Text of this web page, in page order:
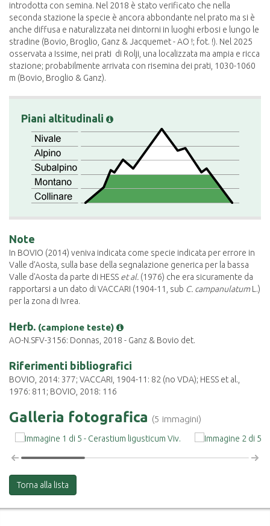
introdotta con semina. Nel 2018 è stato verificato che nella
seconda stazione la specie è ancora abbondante nel prato ma si è
anche diffusa e naturalizzata nei dintorni in luoghi erbosi e lungo le
stradine (Bovio, Broglio, Ganz & Jacquemet - AO !; fot. !). Nel 2025
osservata a Issime, nei prati di Rolji, una localizzata ma ampia e ricca
stazione; probabilmente arrivata con risemina dei prati, 1030-1060
m (Bovio, Broglio & Ganz).
Piani altitudinali
Note
In BOVIO (2014) veniva indicata come specie indicata per errore in
Valle d’Aosta, sulla base della segnalazione generica per la bassa
Valle d'Aosta da parte di HESS et al. (1976) che era sicuramente da
rapportarsi a un dato di VACCARI (1904-11, sub C. campanulatumL.)
per la zona di Ivrea.
Herb. (campione teste)
AO-N.SFV-3156: Donnas, 2018 - Ganz & Bovio det.
Riferimenti bibliografici
BOVIO, 2014: 377; VACCARI, 1904-11: 82 (no VDA); HESS et al.,
1976: 811; BOVIO, 2018: 116
Galleria fotografica (5 immagini)
Torna alla lista